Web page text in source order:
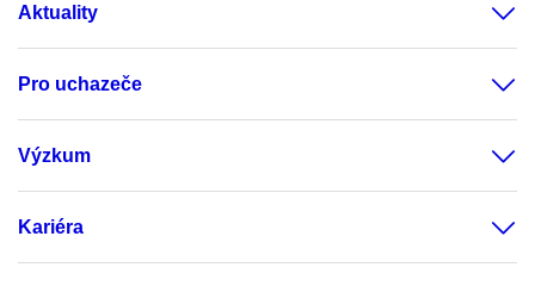
Aktuality
Pro uchazeče
Výzkum
Kariéra